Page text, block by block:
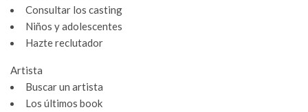
Consultar los casting
Niños y adolescentes
Hazte reclutador
Artista
Buscar un artista
Los últimos book